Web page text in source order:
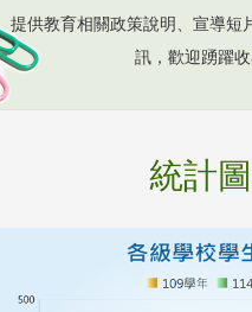
提供教育相關政策說明、宣導短
訊，歡迎踴躍收
統計